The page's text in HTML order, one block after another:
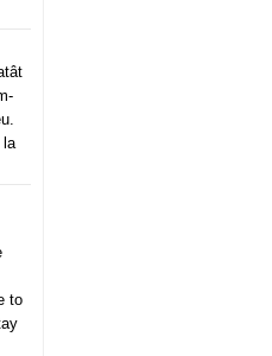
la
to